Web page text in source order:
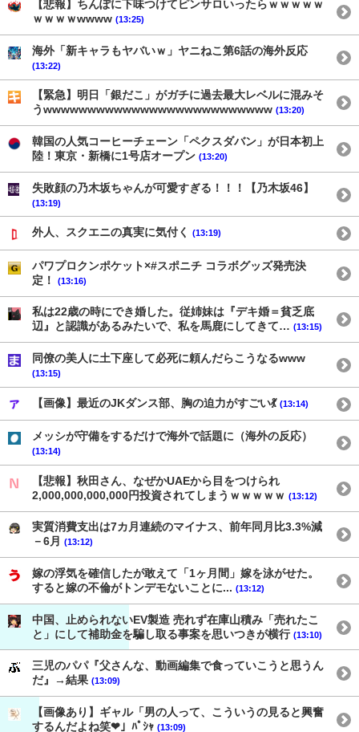
【悲報】ちんぽに下味つけてピンサロいったらｗｗｗｗｗ
ｗｗｗｗwwww (13:25)
海外「新キャラもヤバいｗ」ヤニねこ第6話の海外反応
(13:22)
【緊急】明日「銀だこ」がガチに過去最大レベルに混みそ
うwwwwwwwwwwwwwwwwwwwwwwwwww (13:20)
韓国の人気コーヒーチェーン「ペクスダバン」が日本初上
陸！東京・新橋に1号店オープン (13:20)
失敗顔の乃木坂ちゃんが可愛すぎる！！！【乃木坂46】
(13:19)
外人、スクエニの真実に気付く (13:19)
パワプロクンポケット×#スポニチ コラボグッズ発売決
定！
(13:16)
私は22歳の時にでき婚した。従姉妹は『デキ婚＝貧乏底
辺』と認識があるみたいで、私を馬鹿にしてきて… (13:15)
同僚の美人に土下座して必死に頼んだらこうなるwww
(13:15)
【画像】最近のJKダンス部、胸の迫力がすごい💃 (13:14)
メッシが守備をするだけで海外で話題に（海外の反応）
(13:14)
【悲報】秋田さん、なぜかUAEから目をつけられ
2,000,000,000,000円投資されてしまうｗｗｗｗｗ (13:12)
実質消費支出は7カ月連続のマイナス、前年同月比3.3%減
－6月
(13:12)
嫁の浮気を確信したが敢えて「1ヶ月間」嫁を泳がせた。
すると嫁の不倫がトンデモないことに... (13:12)
中国、止められないEV製造 売れず在庫山積み「売れたこ
と」にして補助金を騙し取る事案を思いつきが横行 (13:10)
三児のパパ『父さんな、動画編集で食っていこうと思うん
だ』→結果 (13:09)
【画像あり】ギャル「男の人って、こういうの見ると興奮
するんだよね笑❤」ﾊﾟｼｬ (13:09)